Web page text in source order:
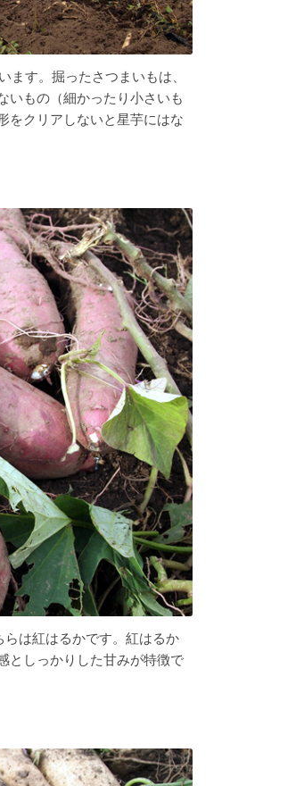
す。掘ったさつまいもは、
いもの（細かったり小さいも
をクリアしないと星芋にはな
は紅はるかです。紅はるか
としっかりした甘みが特徴で